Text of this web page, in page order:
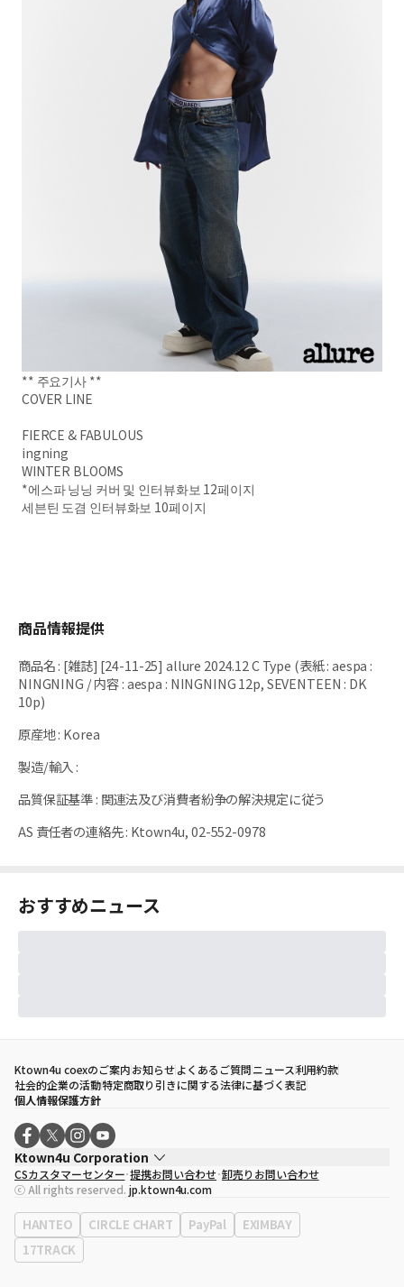
** 주요기사 **
COVER LINE
FIERCE & FABULOUS
ingning
WINTER BLOOMS
*에스파 닝닝 커버 및 인터뷰화보 12페이지
세븐틴 도겸 인터뷰화보 10페이지
商品情報提供
商品名: [雑誌] [24-11-25] allure 2024.12 C Type (表紙 : aespa :
NINGNING / 内容 : aespa : NINGNING 12p, SEVENTEEN : DK
10p)
原産地: Korea
製造/輸入 :
品質保証基準: 関連法及び消費者紛争の解決規定に従う
AS 責任者の連絡先: Ktown4u, 02-552-0978
おすすめニュース
Ktown4u coexのご案内お知らせよくあるご質問ニュース利用約款
社会的企業の活動特定商取り引きに関する法律に基づく表記
個人情報保護方針
Ktown4u Corporation
代表取締役
ソン・ヒョミン
事業者登録番号120-87-71116
eContext
0120-23-7523
事務所住所
ソウル特別市江南区永東大路513、3階(三成洞、coex)
CSカスタマーセンター 提携お問い合わせ 卸売りお問い合わせ
ⓒ All rights reserved. jp.ktown4u.com
HANTEO CIRCLE CHART PayPal
EXIMBAY
17TRACK